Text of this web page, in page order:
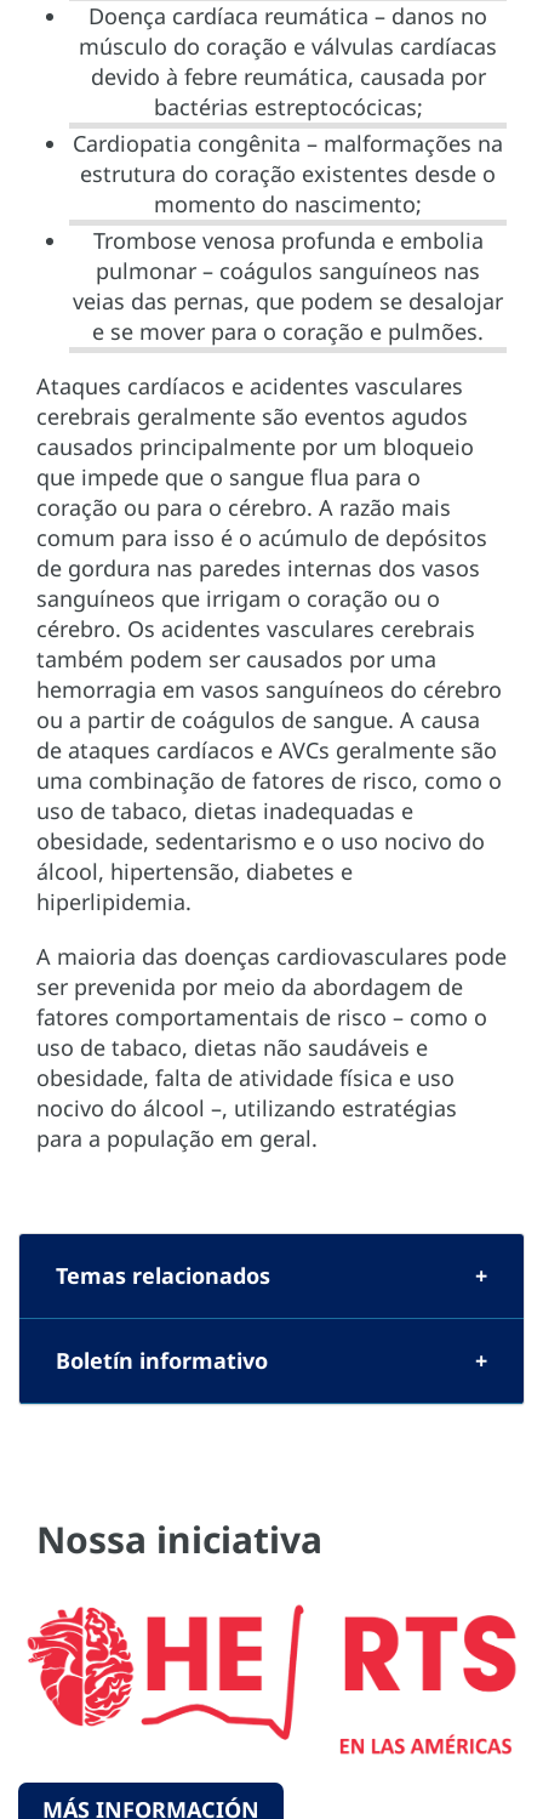
Doença cardíaca reumática – danos no
músculo do coração e válvulas cardíacas
devido à febre reumática, causada por
bactérias estreptocócicas;
Cardiopatia congênita – malformações na
estrutura do coração existentes desde o
momento do nascimento;
Trombose venosa profunda e embolia
pulmonar – coágulos sanguíneos nas
veias das pernas, que podem se desalojar
e se mover para o coração e pulmões.
Ataques cardíacos e acidentes vasculares
cerebrais geralmente são eventos agudos
causados principalmente por um bloqueio
que impede que o sangue flua para o
coração ou para o cérebro. A razão mais
comum para isso é o acúmulo de depósitos
de gordura nas paredes internas dos vasos
sanguíneos que irrigam o coração ou o
cérebro. Os acidentes vasculares cerebrais
também podem ser causados por uma
hemorragia em vasos sanguíneos do cérebro
ou a partir de coágulos de sangue. A causa
de ataques cardíacos e AVCs geralmente são
uma combinação de fatores de risco, como o
uso de tabaco, dietas inadequadas e
obesidade, sedentarismo e o uso nocivo do
álcool, hipertensão, diabetes e
hiperlipidemia.
A maioria das doenças cardiovasculares pode
ser prevenida por meio da abordagem de
fatores comportamentais de risco – como o
uso de tabaco, dietas não saudáveis e
obesidade, falta de atividade física e uso
nocivo do álcool –, utilizando estratégias
para a população em geral.
Temas relacionados
Boletín informativo
Nossa iniciativa
MÁS INFORMACIÓN